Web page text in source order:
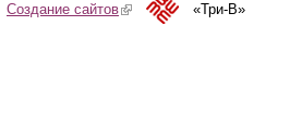
Создание сайтов(link is external)«Три-В»